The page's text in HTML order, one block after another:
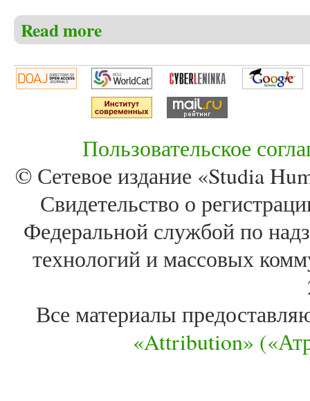
Read more
Пользовательское
© Сетевое издание «Studia
Свидетельство о
Федеральной службой по
технологий и массовых
Все материалы
«Attribution»